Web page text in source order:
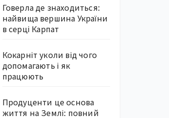
Говерла де знаходиться:
найвища вершина України
в серці Карпат
Кокарніт уколи від чого
допомагають і як
працюють
Продуценти це основа
життя на Землі: повний